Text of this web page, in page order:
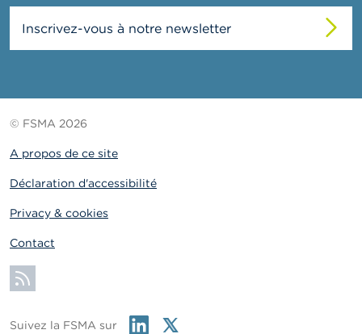
Inscrivez-vous à notre newsletter
© FSMA 2026
A propos de ce site
Déclaration d'accessibilité
Privacy & cookies
Contact
S'abonner
Suivez la FSMA sur Linkedin